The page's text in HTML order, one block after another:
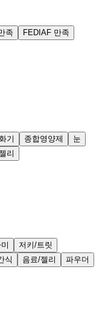
족
FEDIAF 만족
기 종합영양제
눈
리
저키/트릿
식 음료/젤리 파우더